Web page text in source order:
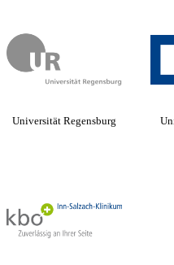
Universität Regensburg